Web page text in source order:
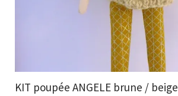
KIT poupée ANGELE brune / beige